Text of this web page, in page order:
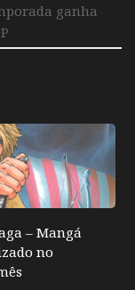
ganha
– Mangá
no